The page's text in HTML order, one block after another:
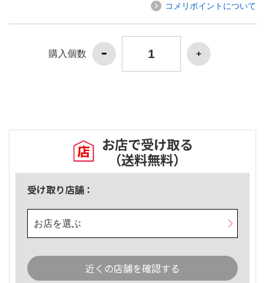
コメリポイントについて
購入個数
お店で受け取る
（送料無料）
受け取り店舗：
お店を選ぶ
近くの店舗を確認する